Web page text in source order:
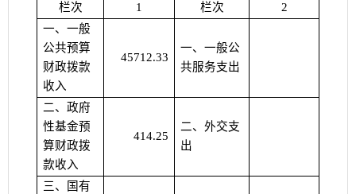
栏次
1 栏次
2
一、一般
公共预算
财政拨款
收入
45712.33
一、一般公
共服务支出
二、政府
性基金预
算财政拨
款收入
414.25
二、外交支
出
三、国有